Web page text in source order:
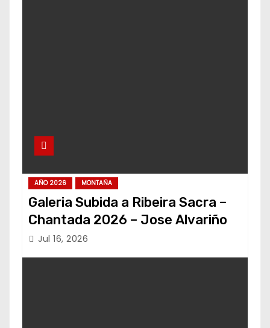
AÑO 2026 MONTAÑA
Galeria Subida a Ribeira Sacra –
Chantada 2026 – Jose Alvariño
Jul 16, 2026